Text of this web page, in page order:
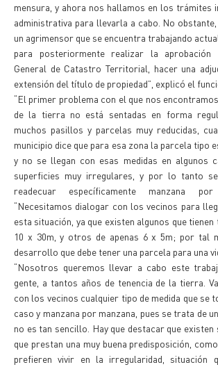
mensura, y ahora nos hallamos en los trámites
administrativa para llevarla a cabo. No
un agrimensor que se encuentra trabajando
para posteriormente realizar la
General de Catastro Territorial, hacer una
extensión del título de propiedad”, explicó el
“El primer problema con el que nos
de la tierra no está sentadas en forma
muchos pasillos y parcelas muy reducidas,
municipio dice que para esa zona la parcela tipo
y no se llegan con esas medidas en algunos
superficies muy irregulares, y por lo tanto
readecuar específicamente manzana por
“Necesitamos dialogar con los vecinos para
esta situación, ya que existen algunos que
10 x 30m, y otros de apenas 6 x 5m; por tal
desarrollo que debe tener una parcela para una
“Nosotros queremos llevar a cabo este
gente, a tantos años de tenencia de la tierra.
con los vecinos cualquier tipo de medida que se
caso y manzana por manzana, pues se trata de
no es tan sencillo. Hay que destacar que
que prestan una muy buena predisposición,
prefieren vivir en la irregularidad, situación